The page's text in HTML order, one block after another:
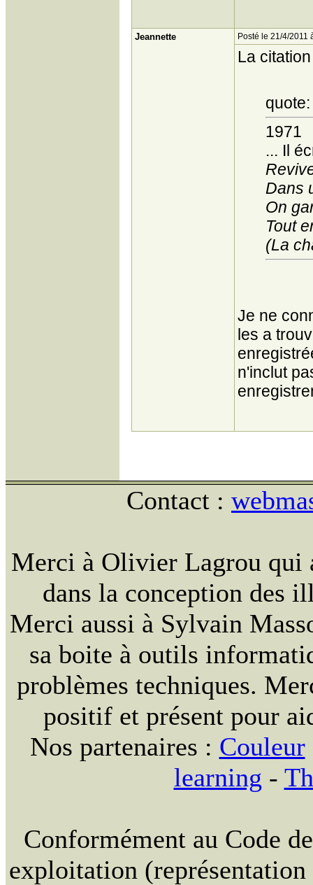
Jeannette Posté le 21/4/2011
La
quote:
1971
... Il
Dans
On
Tout
(La
Je ne
les a
n'inclut
Contact :
Merci à Olivier Lagrou qui
dans la conception des
Merci aussi à Sylvain
sa boite à outils
problèmes techniques.
positif et présent pour
Nos partenaires : Couleur
learning -
Conformément au Code
exploitation